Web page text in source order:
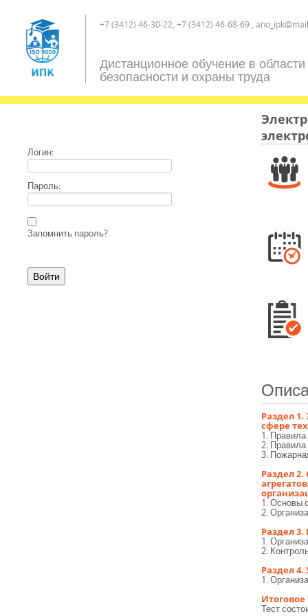
+7 (3412) 46-30-22, +7 (3412) 46-68-69 ,
Дистанционное обучение в области
безопасности и охраны труда
Логин:
Пароль:
Запомнить пароль?
Раздел
сфере
1. Правила
2. Правила
3.
Раздел
1. Основы
2.
Раздел
1.
2.
Раздел
1.
Тест